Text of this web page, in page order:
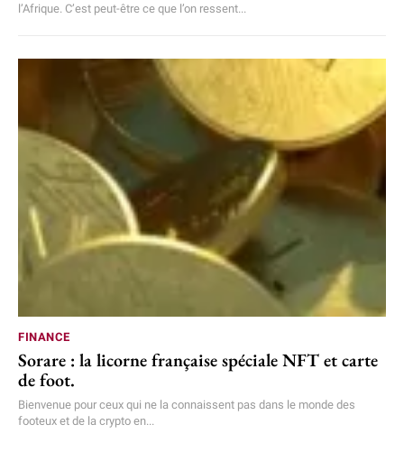
l’Afrique. C’est peut-être ce que l’on ressent...
FINANCE
Sorare : la licorne française spéciale NFT et carte
de foot.
Bienvenue pour ceux qui ne la connaissent pas dans le monde des
footeux et de la crypto en...